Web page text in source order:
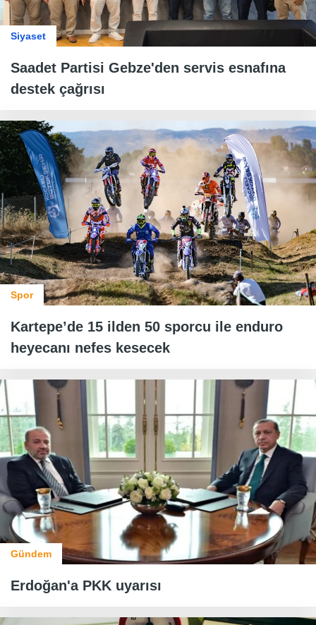
Siyaset
Saadet Partisi Gebze'den servis esnafına
destek çağrısı
Spor
Kartepe’de 15 ilden 50 sporcu ile enduro
heyecanı nefes kesecek
Gündem
Erdoğan'a PKK uyarısı